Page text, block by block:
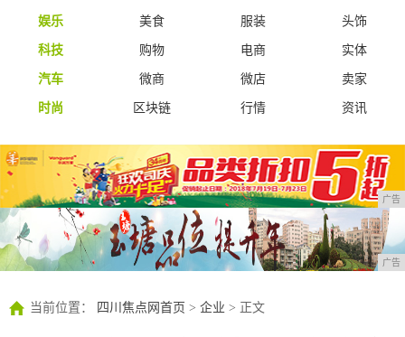
娱乐
美食 服装
头饰
科技
购物 电商
实体
汽车
微商 微店
卖家
时尚
区块链 行情 资讯
广告
广告
当前位置： 四川焦点网首页 > 企业 > 正文